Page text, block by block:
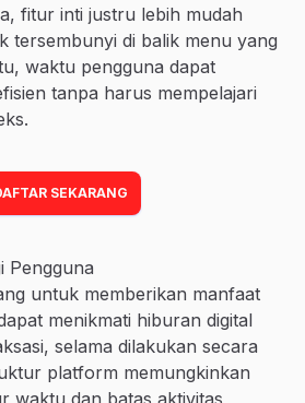
fitur inti justru lebih mudah
tersembunyi di balik menu yang
waktu pengguna dapat
tanpa harus mempelajari
SEKARANG
Pengguna
untuk memberikan manfaat
menikmati hiburan digital
selama dilakukan secara
platform memungkinkan
waktu dan batas aktivitas